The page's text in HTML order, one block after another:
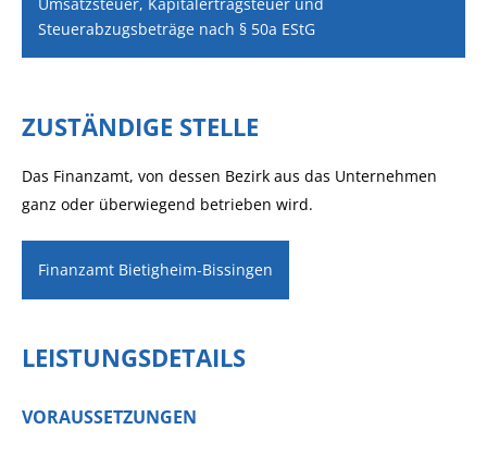
Steuerabzugsbeträge nach § 50a EStG
ZUSTÄNDIGE STELLE
Das Finanzamt, von dessen Bezirk aus das Unternehmen
ganz oder überwiegend betrieben wird.
Finanzamt Bietigheim-Bissingen
LEISTUNGSDETAILS
VORAUSSETZUNGEN